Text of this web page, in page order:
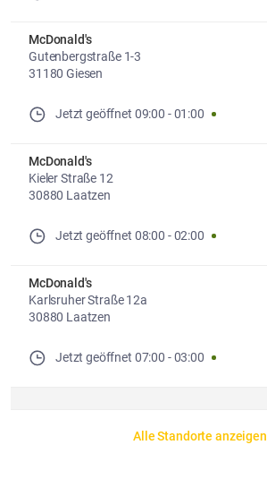
McDonald's
Gutenbergstraße 1-3
31180 Giesen
Jetzt geöffnet 09:00 -01:00
McDonald's
Kieler Straße 12
30880 Laatzen
Jetzt geöffnet 08:00 -02:00
McDonald's
Karlsruher Straße 12a
30880 Laatzen
Jetzt geöffnet 07:00 -03:00
Alle Standorte anzeigen